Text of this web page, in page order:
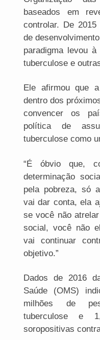
baseados em
controlar. De
de
paradigma levou
tuberculose e
Ele afirmou que
dentro dos
convencer os
política de
tuberculose como
“É óbvio que,
determinação
pela pobreza, só
vai dar conta, ela
se você não
social, você não
vai continuar
objetivo.”
Dados de 2016
Saúde (OMS)
milhões de
tuberculose e
soropositivas